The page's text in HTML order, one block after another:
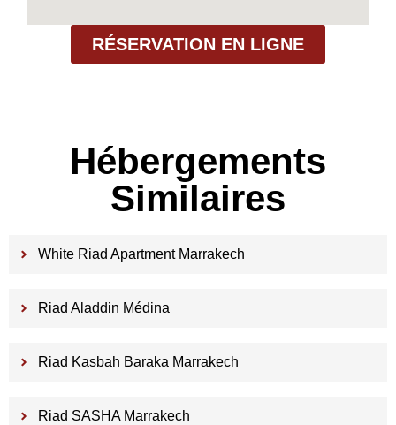
RÉSERVATION EN LIGNE
Hébergements
Similaires
White Riad Apartment Marrakech
Riad Aladdin Médina
Riad Kasbah Baraka Marrakech
Riad SASHA Marrakech